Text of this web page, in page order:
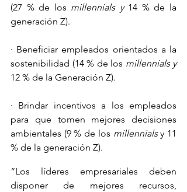
(27 % de los millennials y 14 % de la
generación Z).
· Beneficiar empleados orientados a la
sostenibilidad (14 % de los
millennials y
12 % de la Generación Z).
· Brindar incentivos a los empleados
para que tomen mejores decisiones
ambientales (9 % de los millennials y 11
% de la generación Z).
“Los líderes empresariales deben
disponer de mejores recursos,